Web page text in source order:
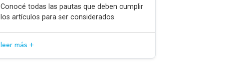
Conocé todas las pautas que deben cumplir
los artículos para ser considerados.
leer más +